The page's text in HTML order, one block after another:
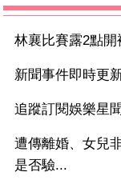
林襄比賽露2點
新聞事件即時更
追蹤訂閱娛樂星
遭傳離婚、女兒
是否驗...